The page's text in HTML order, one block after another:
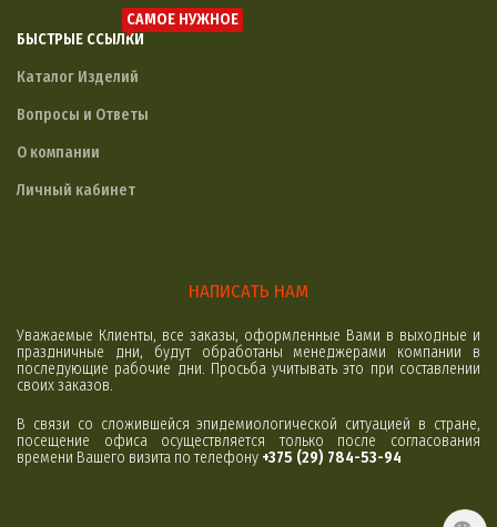
БЫСТРЫЕ ССЫЛКИ
САМОЕ НУЖНОЕ
Каталог Изделий
Вопросы и Ответы
О компании
Личный кабинет
НАПИСАТЬ НАМ
Уважаемые Клиенты, все заказы, оформленные Вами в выходные и
праздничные дни, будут обработаны менеджерами компании в
последующие рабочие дни. Просьба учитывать это при составлении
своих заказов.
В связи со сложившейся эпидемиологической ситуацией в стране,
посещение офиса осуществляется только после согласования
времени Вашего визита по телефону +375 (29) 784-53-94